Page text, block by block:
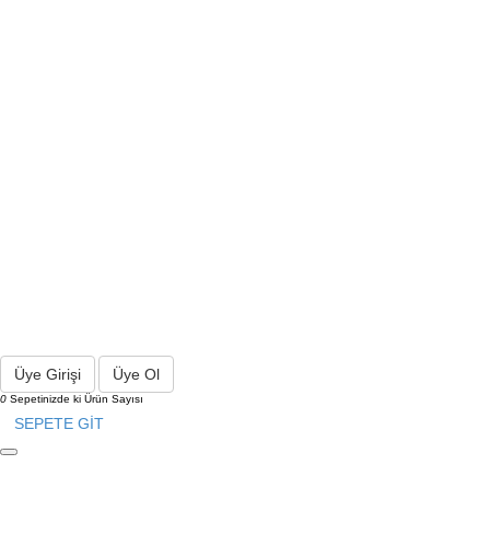
Üye Girişi Üye Ol
0 Sepetinizde ki Ürün Sayısı
SEPETE GİT